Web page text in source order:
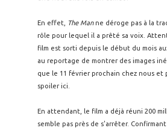
En effet, The Manne déroge pas à la
rôle pour lequel il a prêté sa voix.
film est sorti depuis le début du mois
au reportage de montrer des images
que le 11 février prochain chez nous et
spoiler ici.
En attendant, le film a déjà réuni 200
semble pas près de s'arrêter.